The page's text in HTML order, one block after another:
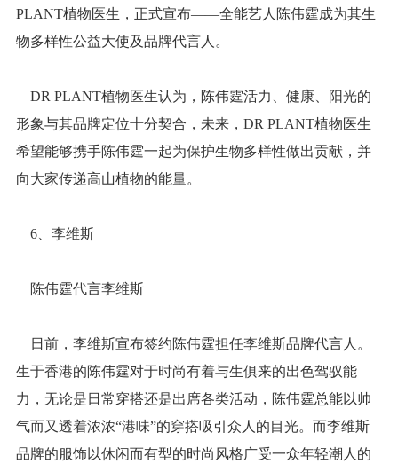
PLANT植物医生，正式宣布——全能艺人陈伟霆成为其生
物多样性公益大使及品牌代言人。
DR PLANT植物医生认为，陈伟霆活力、健康、阳光的
形象与其品牌定位十分契合，未来，DR PLANT植物医生
希望能够携手陈伟霆一起为保护生物多样性做出贡献，并
向大家传递高山植物的能量。
6、李维斯
陈伟霆代言李维斯
日前，李维斯宣布签约陈伟霆担任李维斯品牌代言人。
生于香港的陈伟霆对于时尚有着与生俱来的出色驾驭能
力，无论是日常穿搭还是出席各类活动，陈伟霆总能以帅
气而又透着浓浓“港味”的穿搭吸引众人的目光。而李维斯
品牌的服饰以休闲而有型的时尚风格广受一众年轻潮人的